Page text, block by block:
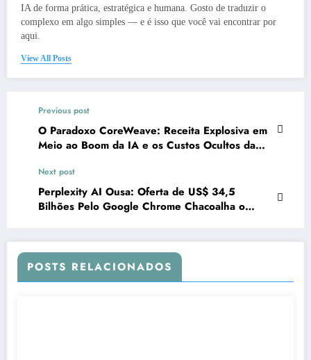
IA de forma prática, estratégica e humana. Gosto de traduzir o
complexo em algo simples — e é isso que você vai encontrar por
aqui.
View All Posts
Previous post
O Paradoxo CoreWeave: Receita Explosiva em
Meio ao Boom da IA e os Custos Ocultos da
Next post
Perplexity AI Ousa: Oferta de US$ 34,5
Bilhões Pelo Google Chrome Chacoalha o
POSTS RELACIONADOS